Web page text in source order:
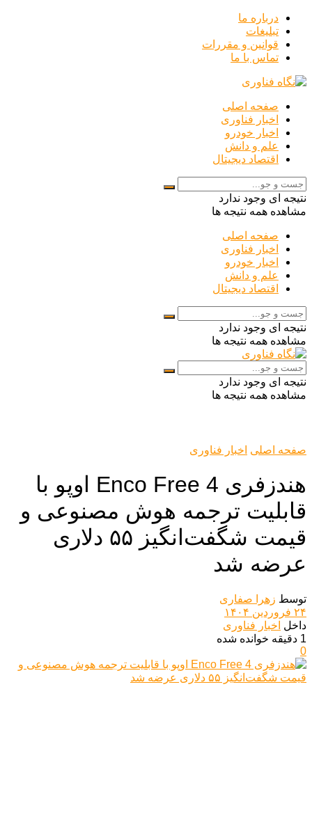
درباره ما
تبلیغات
قوانین و مقررات
تماس با ما
صفحه اصلی
اخبار فناوری
اخبار خودرو
علم و دانش
اقتصاد دیجیتال
نتیجه ای وجود ندارد
مشاهده همه نتیجه ها
صفحه اصلی
اخبار فناوری
اخبار خودرو
علم و دانش
اقتصاد دیجیتال
نتیجه ای وجود ندارد
مشاهده همه نتیجه ها
نتیجه ای وجود ندارد
مشاهده همه نتیجه ها
صفحه اصلی اخبار فناوری
هندزفری Enco Free 4 اوپو با
قابلیت ترجمه هوش مصنوعی و
قیمت شگفت‌انگیز ۵۵ دلاری
عرضه شد
توسط زهرا صفاری
۲۴ فروردین ۱۴۰۴
داخل اخبار فناوری
1 دقیقه خوانده شده
0